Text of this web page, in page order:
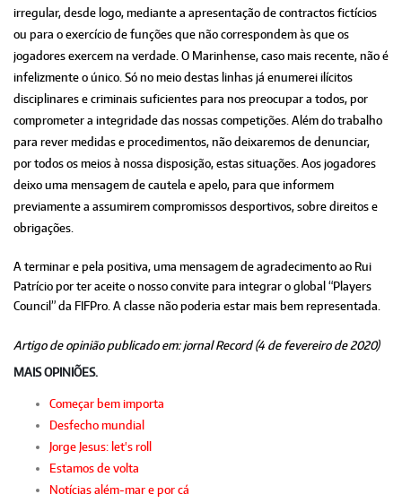
irregular, desde logo, mediante a apresentação de contractos fictícios
ou para o exercício de funções que não correspondem às que os
jogadores exercem na verdade. O Marinhense, caso mais recente, não é
infelizmente o único. Só no meio destas linhas já enumerei ilícitos
disciplinares e criminais suficientes para nos preocupar a todos, por
comprometer a integridade das nossas competições. Além do trabalho
para rever medidas e procedimentos, não deixaremos de denunciar,
por todos os meios à nossa disposição, estas situações. Aos jogadores
deixo uma mensagem de cautela e apelo, para que informem
previamente a assumirem compromissos desportivos, sobre direitos e
obrigações.
A terminar e pela positiva, uma mensagem de agradecimento ao Rui
Patrício por ter aceite o nosso convite para integrar o global “Players
Council” da FIFPro. A classe não poderia estar mais bem representada.
Artigo de opinião publicado em: jornal Record (4 de fevereiro de 2020)
MAIS OPINIÕES.
Começar bem importa
Desfecho mundial
Jorge Jesus: let's roll
Estamos de volta
Notícias além-mar e por cá